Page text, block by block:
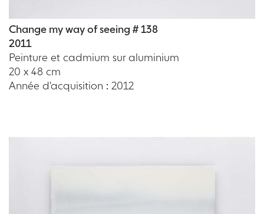
Change my way of seeing # 138
2011
Peinture et cadmium sur aluminium
20 x 48 cm
Année d'acquisition : 2012